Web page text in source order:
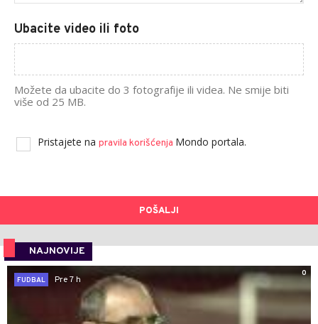
Ubacite video ili foto
Možete da ubacite do 3 fotografije ili videa. Ne smije biti
više od 25 MB.
Pristajete na pravila korišćenja Mondo portala.
POŠALJI
NAJNOVIJE
0
FUDBAL
Pre 7 h